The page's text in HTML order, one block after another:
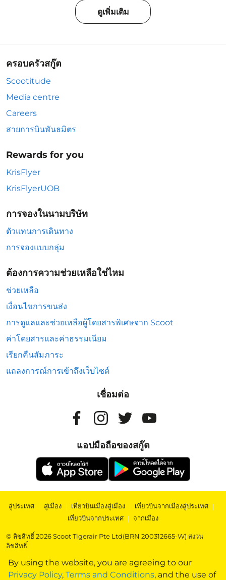
By using the website, you are agreeing to our
Privacy Policy, Terms and Conditions, and the use of
ดูเพิ่มเติม
ครอบครัวสกู๊ต
Scootitude
Media centre
Careers
สายการบินพันธมิตร
Rewards for you
KrisFlyer
KrisFlyerUOB
การจองในนามบริษัท
ตัวแทนการเดินทาง
การจองแบบกลุ่ม
ต้องการความช่วยเหลือใช่ไหม
ช่วยเหลือ
เงื่อนไขการขนส่ง
การดูแลและช่วยเหลือผู้โดยสารพิเศษจาก Scoot
ค่าโดยสารและค่าธรรมเนียม
เรียกคืนสัมภาระ
แถลงการณ์การเข้าถึงเว็บไซต์
เชื่อมต่อ
แอปมือถือของสกู๊ต
สู่ประเทศ | สู่เมือง | เที่ยวบินเมืองสู่เมือง | เที่ยวบินจากเมืองสู่ประเทศ |
เที่ยวบินจากประเทศ | จากเมือง
© ลิขสิทธิ์ 2026 Scoot Tigerair Pte Ltd(BRN 200312665-W) สงวน
ลิขสิทธิ์